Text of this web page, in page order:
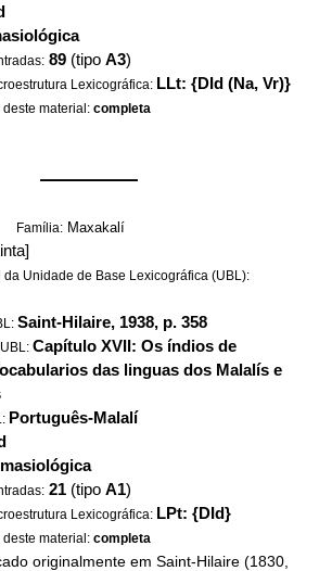
89 (tipoA3)
Lexicográfica: LLt: {DId (Na, Vr)}
deste material:completa
——————
Família: Maxakalí
Unidade de Base Lexicográfica (UBL):
Saint-Hilaire, 1938, p. 358
Capítulo XVII: Os índios de
das linguas dos Malalís e
Português-Malalí
21 (tipoA1)
Lexicográfica: LPt: {DId}
deste material:completa
originalmente em Saint-Hilaire (1830,